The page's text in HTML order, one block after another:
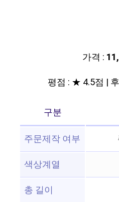
가격 :
평점 : ★ 4.5점 |
구분
주문제작 여부
색상계열
총 길이